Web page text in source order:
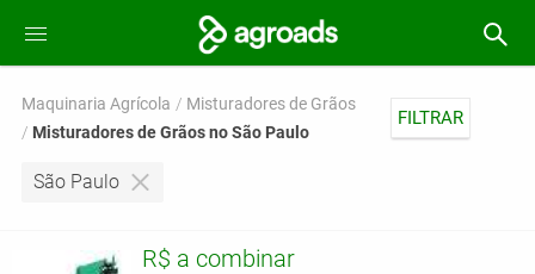
Maquinaria Agrícola
Misturadores de Grãos
Misturadores de Grãos no São Paulo
FILTRAR
São Paulo
R$ a combinar